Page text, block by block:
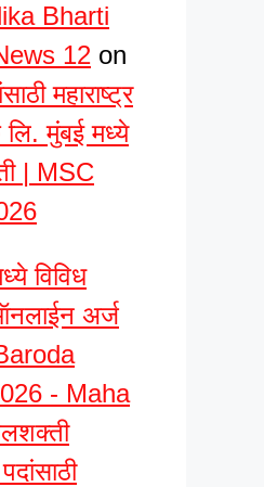
Bharti
12 on
महाराष्ट्र
लि. मुंबई मध्ये
| MSC
विविध
अर्ज
- Maha